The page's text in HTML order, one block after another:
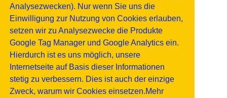
Analysezwecken). Nur wenn Sie uns die
Einwilligung zur Nutzung von Cookies erlauben,
setzen wir zu Analysezwecke die Produkte
Google Tag Manager und Google Analytics ein.
Hierdurch ist es uns möglich, unsere
Internetseite auf Basis dieser Informationen
stetig zu verbessern. Dies ist auch der einzige
Zweck, warum wir Cookies einsetzen.Mehr